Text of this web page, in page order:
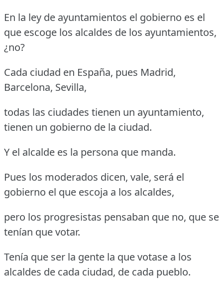
En la ley de ayuntamientos el gobierno es el
que escoge los alcaldes de los ayuntamientos,
¿no?
Cada ciudad en España, pues Madrid,
Barcelona, Sevilla,
todas las ciudades tienen un ayuntamiento,
tienen un gobierno de la ciudad.
Y el alcalde es la persona que manda.
Pues los moderados dicen, vale, será el
gobierno el que escoja a los alcaldes,
pero los progresistas pensaban que no, que se
tenían que votar.
Tenía que ser la gente la que votase a los
alcaldes de cada ciudad, de cada pueblo.